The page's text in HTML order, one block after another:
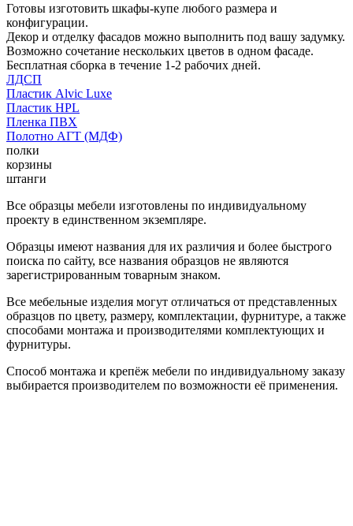
Готовы изготовить шкафы-купе любого размера и
конфигурации.
Декор и отделку фасадов можно выполнить под вашу задумку.
Возможно сочетание нескольких цветов в одном фасаде.
Бесплатная сборка в течение 1-2 рабочих дней.
ЛДСП
Пластик Alvic Luxe
Пластик HPL
Пленка ПВХ
Полотно АГТ (МДФ)
полки
корзины
штанги
Все образцы мебели изготовлены по индивидуальному
проекту в единственном экземпляре.
Образцы имеют названия для их различия и более быстрого
поиска по сайту, все названия образцов не являются
зарегистрированным товарным знаком.
Все мебельные изделия могут отличаться от представленных
образцов по цвету, размеру, комплектации, фурнитуре, а также
способами монтажа и производителями комплектующих и
фурнитуры.
Способ монтажа и крепёж мебели по индивидуальному заказу
выбирается производителем по возможности её применения.